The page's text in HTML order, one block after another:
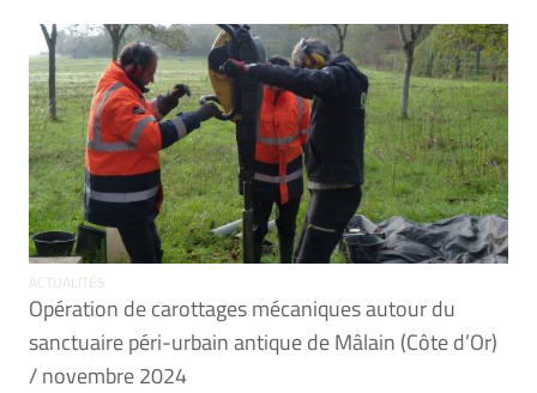
ACTUALITÉS
Opération de carottages mécaniques autour du
sanctuaire péri-urbain antique de Mâlain (Côte d’Or)
/ novembre 2024